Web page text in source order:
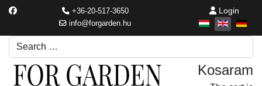
+36-20-517-3650
info@forgarden.hu
Login
Search
Írjon be egy keresési kifejezést.